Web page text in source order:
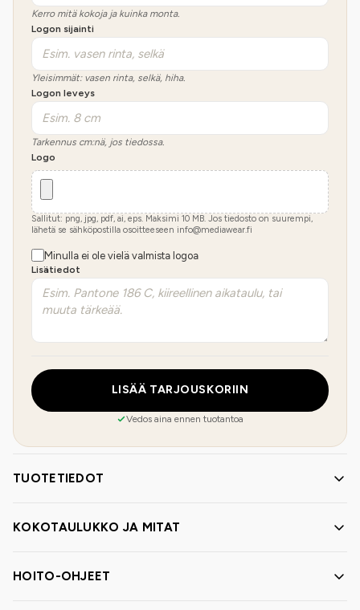
Kerro mitä kokoja ja kuinka monta.
Logon sijainti
Yleisimmät: vasen rinta, selkä, hiha.
Logon leveys
Tarkennus cm:nä, jos tiedossa.
Logo
Sallitut: png, jpg, pdf, ai, eps. Maksimi 10 MB. Jos tiedosto on suurempi,
lähetä se sähköpostilla osoitteeseen info@mediawear.fi
Minulla ei ole vielä valmista logoa
Lisätiedot
LISÄÄ TARJOUSKORIIN
Vedos aina ennen tuotantoa
TUOTETIEDOT
KOKOTAULUKKO JA MITAT
HOITO-OHJEET